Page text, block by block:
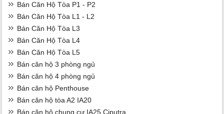
Bán Căn Hộ Tòa P1 - P2
Bán Căn Hộ Tòa L1 - L2
Bán Căn Hộ Tòa L3
Bán Căn Hộ Tòa L4
Bán Căn Hộ Tòa L5
Bán căn hộ 3 phòng ngủ
Bán căn hộ 4 phòng ngủ
Bán căn hộ Penthouse
Bán căn hộ tòa A2 IA20
Bán căn hộ chung cư IA25 Ciputra